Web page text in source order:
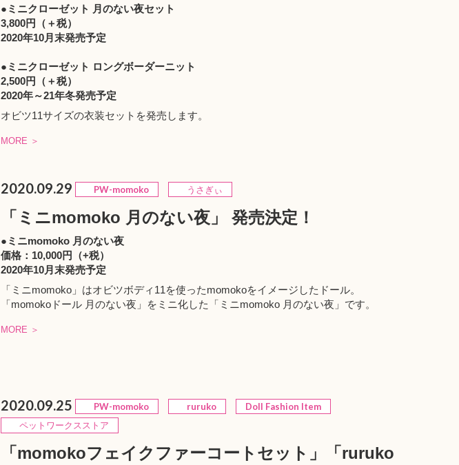
●ミニクローゼット 月のない夜セット
3,800円（＋税）
2020年10月末発売予定
●ミニクローゼット ロングボーダーニット
2,500円（＋税）
2020年～21年冬発売予定
オビツ11サイズの衣装セットを発売します。
MORE ＞
2020.09.29 PW-momoko うさぎぃ
「ミニmomoko 月のない夜」 発売決定！
●ミニmomoko 月のない夜
価格：10,000円（+税）
2020年10月末発売予定
「ミニmomoko」はオビツボディ11を使ったmomokoをイメージしたドール。
「momokoドール 月のない夜」をミニ化した「ミニmomoko 月のない夜」です。
MORE ＞
2020.09.25 PW-momoko ruruko
Doll Fashion Item
ペットワークスストア
「momokoフェイクファーコートセット」「ruruko